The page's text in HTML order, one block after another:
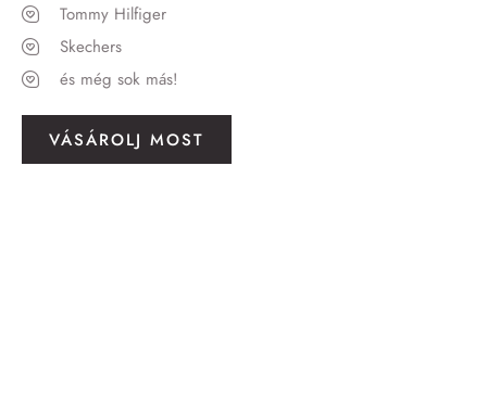
Tommy Hilfiger
Skechers
és még sok más!
VÁSÁROLJ MOST